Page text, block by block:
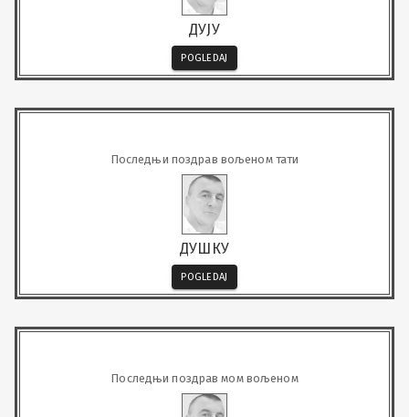
ДУЈУ
POGLEDAJ
Последњи поздрав вољеном тати
ДУШКУ
POGLEDAJ
Последњи поздрав мом вољеном